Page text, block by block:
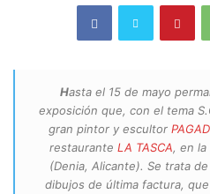
Hasta el 15 de mayo
exposición que, con el tema
gran pintor y escultor
restaurante LA TASCA, en la
(Denia, Alicante). Se trata
dibujos de última factura,